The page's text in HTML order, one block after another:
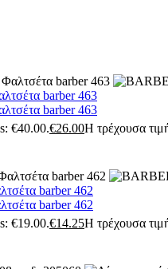
barber 463
barber 463
€40.00.€26.00Η τρέχουσα
barber 462
barber 462
€19.00.€14.25Η τρέχουσα